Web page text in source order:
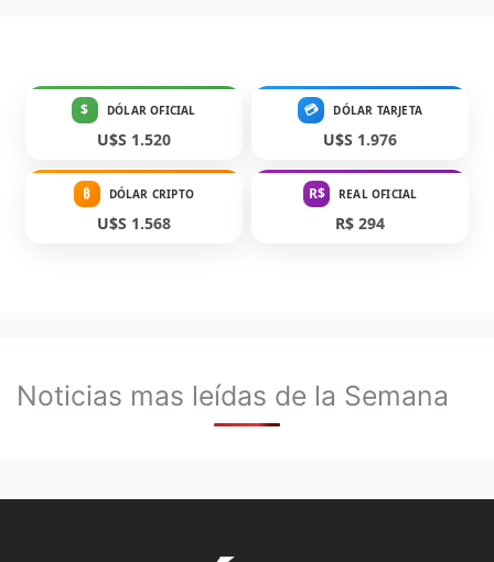
$ DÓLAR OFICIAL
U$S 1.520
💳 DÓLAR TARJETA
U$S 1.976
₿ DÓLAR CRIPTO
U$S 1.568
R$ REAL OFICIAL
R$ 294
Noticias mas leídas de la Semana